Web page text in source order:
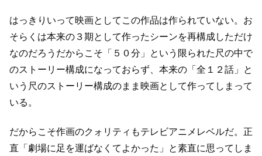
はっきりいって映画としてこの作品は作られていない。 お
そらくは本来の３期として作ったシーンを再構成しただけ
なのだろう だからこそ「５０分」という限られた尺の中で
のストーリー構成になっておらず、 本来の「全１２話」と
いう尺のストーリー構成のまま 映画として作ってしまって
いる。
だからこそ作画のクォリティもテレビアニメレベルだ。 正
直「劇場に足を運ばなくてよかった」と素直に思ってしま